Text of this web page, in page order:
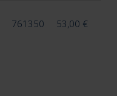
761350 53,00 €